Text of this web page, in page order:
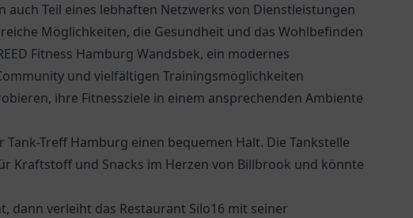
Teil eines lebhaften Netzwerks von Dienstleistungen
Möglichkeiten, die Gesundheit und das Wohlbefinden
Fitness Hamburg Wandsbek, ein modernes
und vielfältigen Trainingsmöglichkeiten
ihre Fitnessziele in einem ansprechenden Ambiente
Tank-Treff Hamburg einen bequemen Halt. Die Tankstelle
Kraftstoff und Snacks im Herzen von Billbrook und könnte
dann verleiht das Restaurant Silo16 mit seiner